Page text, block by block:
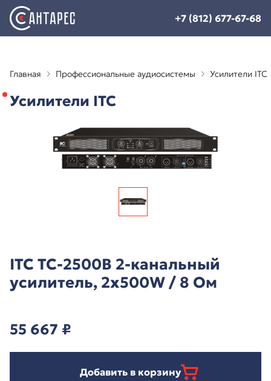
+7 (812) 677-67-68
Главная Профессиональные аудиосистемы Усилители ITC
Усилители ITC
ITC TC-2500B 2-канальный
усилитель, 2х500W / 8 Ом
55 667 ₽
Добавить в корзину